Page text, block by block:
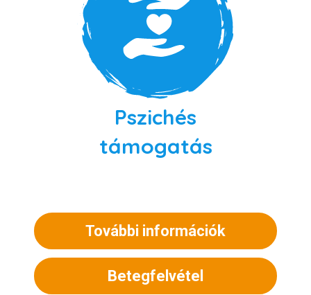
Pszichés
támogatás
További információk
Betegfelvétel